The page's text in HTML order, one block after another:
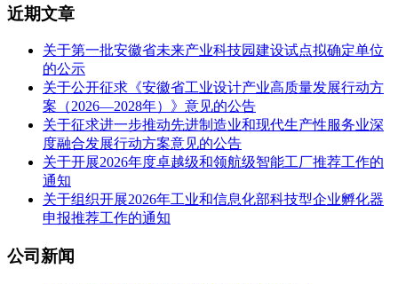
近期文章
关于第一批安徽省未来产业科技园建设试点拟确定单位
的公示
关于公开征求《安徽省工业设计产业高质量发展行动方
案（2026—2028年）》意见的公告
关于征求进一步推动先进制造业和现代生产性服务业深
度融合发展行动方案意见的公告
关于开展2026年度卓越级和领航级智能工厂推荐工作的
通知
关于组织开展2026年工业和信息化部科技型企业孵化器
申报推荐工作的通知
公司新闻